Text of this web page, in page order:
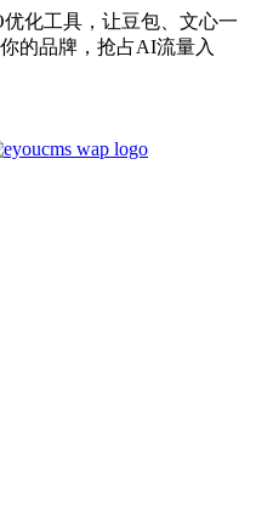
化工具，让豆包、文心一
的品牌，抢占AI流量入